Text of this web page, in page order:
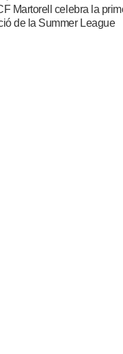
Martorell celebra la
de la Summer League